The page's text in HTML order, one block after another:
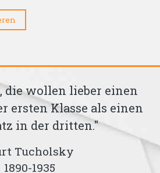
gar nichts. Man kann
auch 35 Jahre schlecht
machen."
Kurt Tucholsky
1890-1935